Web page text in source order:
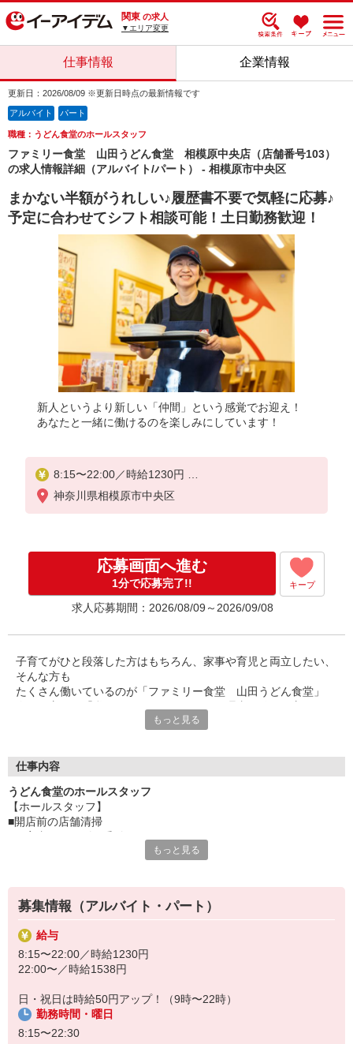
関東 の求人
▼エリア変更
仕事情報 企業情報
更新日：2026/08/09 ※更新日時点の最新情報です
アルバイト パート
職種：うどん食堂のホールスタッフ
ファミリー食堂 山田うどん食堂 相模原中央店（店舗番号103）
の求人情報詳細（アルバイト/パート） - 相模原市中央区
まかない半額がうれしい♪履歴書不要で気軽に応募♪
予定に合わせてシフト相談可能！土日勤務歓迎！
新人というより新しい「仲間」という感覚でお迎え！
あなたと一緒に働けるのを楽しみにしています！
8:15〜22:00／時給1230円
22:00〜／時給1538円
神奈川県相模原市中央区
応募画面へ進む
1分で応募完了!! キープ
求人応募期間：2026/08/09～2026/09/08
子育てがひと段落した方はもちろん、家事や育児と両立したい、
そんな方も
たくさん働いているのが「ファミリー食堂 山田うどん食堂」
初めてで自信がない・・・そんな方もしっかり研修を行いますの
困った時はお店のみんなが助け合える、そんなファミリー食堂
山田うどん食堂で一緒にお仕事しましょう。
・・・お店のメニューが半額で食べられるのも、ちょっとうれし
もっと見る
仕事内容
うどん食堂のホールスタッフ
【ホールスタッフ】
■開店前の店舗清掃
お客様お一人おひとりに合わせたサービスを提供したい。
そんな想いから『ファミリー食堂 山田うどん食堂』のスタッフは
各業務を担当するのではなく、全ての仕事を分担して行っていま
す。
幅広いスキルが身に付きますよ。
もっと見る
募集情報（アルバイト・パート）
給与
8:15〜22:00／時給1230円
22:00〜／時給1538円
日・祝日は時給50円アップ！（9時〜22時）
勤務時間・曜日
8:15〜22:30